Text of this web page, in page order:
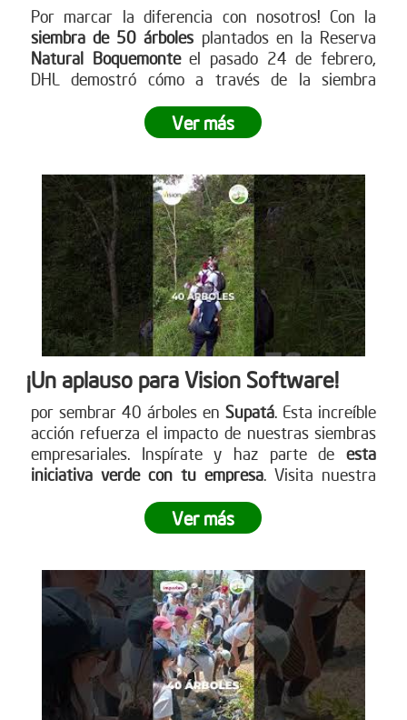
Por marcar la diferencia con nosotros! Con la
siembra de 50 árboles plantados en la Reserva
Natural Boquemonteel pasado 24 de febrero,
DHL demostró cómo a través de la siembra
significativa en nuestro planeta.¿Listo para dejar
tu propia huella? Únete a este movimiento verde y
nuestra página web para más información sobre
cómo puedes participar. www.reddearboles.org
Ver más
¡Un aplauso para Vision Software!
por sembrar 40 árboles en Supatá. Esta increíble
acción refuerza el impacto de nuestras siembras
empresariales. Inspírate y haz parte deesta
iniciativa verde con tu empresa. Visita nuestra
www.reddearboles.orgVer más